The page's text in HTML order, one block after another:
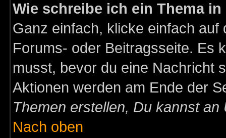
Wie schreibe ich ein Thema
Ganz einfach, klicke einfach
Forums- oder Beitragsseite. Es
musst, bevor du eine Nachricht
Aktionen werden am Ende der
Themen erstellen, Du kannst
Nach oben